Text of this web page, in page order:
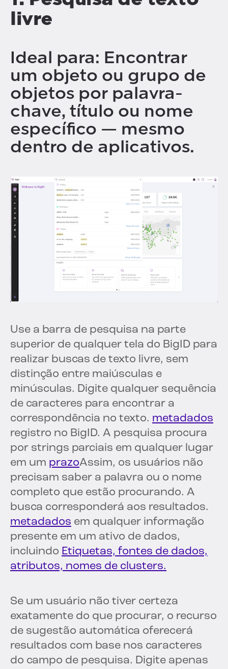
livre
Ideal para: Encontrar
um objeto ou grupo de
objetos por palavra-
chave, título ou nome
específico — mesmo
dentro de aplicativos.
Use a barra de pesquisa na parte
superior de qualquer tela do BigID para
realizar buscas de texto livre, sem
distinção entre maiúsculas e
minúsculas. Digite qualquer sequência
de caracteres para encontrar a
correspondência no texto. metadados
registro no BigID. A pesquisa procura
por strings parciais em qualquer lugar
em um prazoAssim, os usuários não
precisam saber a palavra ou o nome
completo que estão procurando. A
busca corresponderá aos resultados.
metadados em qualquer informação
presente em um ativo de dados,
incluindo Etiquetas, fontes de dados,
atributos, nomes de clusters.
Se um usuário não tiver certeza
exatamente do que procurar, o recurso
de sugestão automática oferecerá
resultados com base nos caracteres
do campo de pesquisa. Digite apenas